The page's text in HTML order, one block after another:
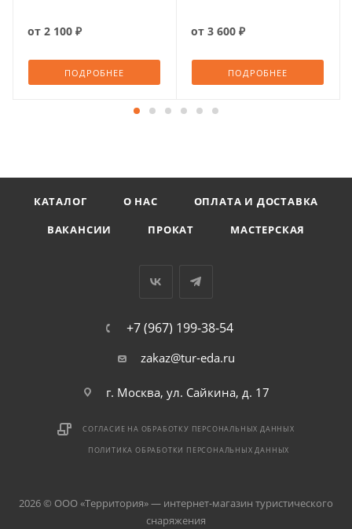
от 2 100 ₽
ПОДРОБНЕЕ
от 3 600 ₽
ПОДРОБНЕЕ
КАТАЛОГ О НАС
ОПЛАТА И ДОСТАВКА
ВАКАНСИИ
ПРОКАТ МАСТЕРСКАЯ
+7 (967) 199-38-54
zakaz@tur-eda.ru
г. Москва, ул. Сайкина, д. 17
СОГЛАСИЕ НА ОБРАБОТКУ ПЕРСОНАЛЬНЫХ ДАННЫХ
ПОЛИТИКА ОБРАБОТКИ ПЕРСОНАЛЬНЫХ ДАННЫХ
2026 © ООО «Территория» — интернет-магазин туристического
снаряжения